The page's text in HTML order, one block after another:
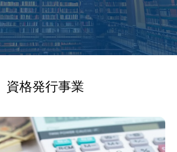
資格発行事業